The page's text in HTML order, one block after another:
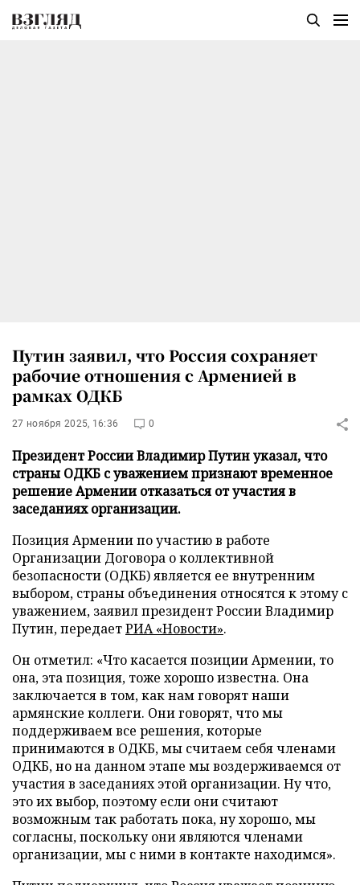
Путин заявил, что Россия сохраняет
рабочие отношения с Арменией в
рамках ОДКБ
27 ноября 2025, 16:36 0
Президент России Владимир Путин указал, что
страны ОДКБ с уважением признают временное
решение Армении отказаться от участия в
заседаниях организации.
Позиция Армении по участию в работе
Организации Договора о коллективной
безопасности (ОДКБ) является ее внутренним
выбором, страны объединения относятся к этому с
уважением, заявил президент России Владимир
Путин, передаетРИА «Новости».
Он отметил: «Что касается позиции Армении, то
она, эта позиция, тоже хорошо известна. Она
заключается в том, как нам говорят наши
армянские коллеги. Они говорят, что мы
поддерживаем все решения, которые
принимаются в ОДКБ, мы считаем себя членами
ОДКБ, но на данном этапе мы воздерживаемся от
участия в заседаниях этой организации. Ну что,
это их выбор, поэтому если они считают
возможным так работать пока, ну хорошо, мы
согласны, поскольку они являются членами
организации, мы с ними в контакте находимся».